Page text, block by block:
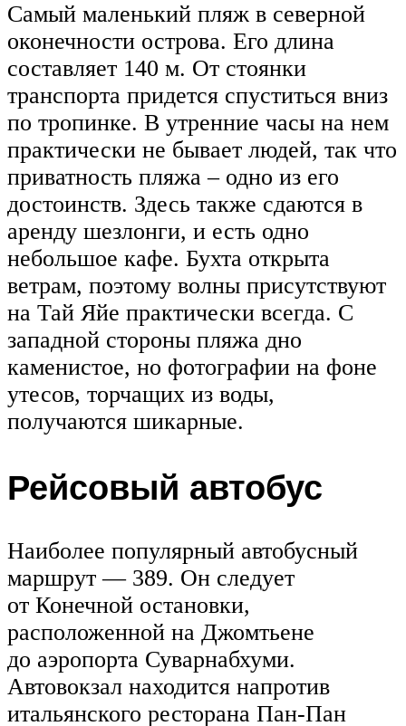
Самый маленький пляж в северной
оконечности острова. Его длина
составляет 140 м. От стоянки
транспорта придется спуститься вниз
по тропинке. В утренние часы на нем
практически не бывает людей, так что
приватность пляжа – одно из его
достоинств. Здесь также сдаются в
аренду шезлонги, и есть одно
небольшое кафе. Бухта открыта
ветрам, поэтому волны присутствуют
на Тай Яйе практически всегда. С
западной стороны пляжа дно
каменистое, но фотографии на фоне
утесов, торчащих из воды,
получаются шикарные.
Рейсовый автобус
Наиболее популярный автобусный
маршрут — 389. Он следует
от Конечной остановки,
расположенной на Джомтьене
до аэропорта Суварнабхуми.
Автовокзал находится напротив
итальянского ресторана Пан-Пан